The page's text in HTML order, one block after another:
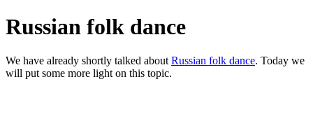
Russian folk dance
We have already shortly talked about Russian folk dance. Today we
will put some more light on this topic.